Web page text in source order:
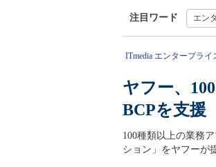
注目ワード エン
ITmedia エンタープライ
ヤフー、
BCPを支援
100種類以上の業務
ション」をヤフーが